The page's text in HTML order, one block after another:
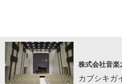
株式会社音楽
カブシキ